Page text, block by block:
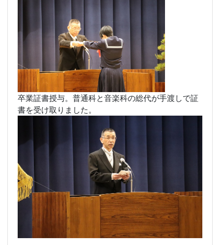
卒業証書授与。普通科と音楽科の総代が手渡しで証
書を受け取りました。